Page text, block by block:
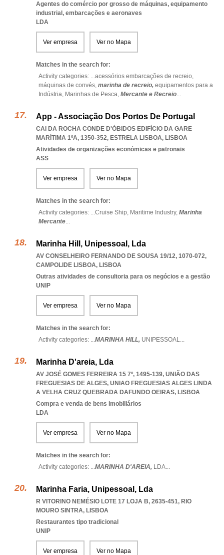
Agentes do comércio por grosso de máquinas, equipamento
industrial, embarcações e aeronaves
LDA
Ver empresa Ver no Mapa
Matches in the search for:
Activity categories: ...acessórios embarcações de recreio,
máquinas de convés, marinha de recreio, equipamentos para a
Indústria, Marinhas de Pesca, Mercante e Recreio...
App - Associação Dos Portos De Portugal
CAI DA ROCHA CONDE D'ÓBIDOS EDIFÍCIO DA GARE
MARÍTIMA 1ºA, 1350-352, ESTRELA LISBOA, LISBOA
Atividades de organizações económicas e patronais
ASS
Ver empresa Ver no Mapa
Matches in the search for:
Activity categories: ...Cruise Ship, Maritime Industry, Marinha
Mercante...
Marinha Hill, Unipessoal, Lda
AV CONSELHEIRO FERNANDO DE SOUSA 19/12, 1070-072,
CAMPOLIDE LISBOA, LISBOA
Outras atividades de consultoria para os negócios e a gestão
UNIP
Ver empresa Ver no Mapa
Matches in the search for:
Activity categories: ...MARINHA HILL, UNIPESSOAL...
Marinha D'areia, Lda
AV JOSÉ GOMES FERREIRA 15 7º, 1495-139, UNIÃO DAS
FREGUESIAS DE ALGES, UNIAO FREGUESIAS ALGES LINDA
A VELHA CRUZ QUEBRADA DAFUNDO OEIRAS, LISBOA
Compra e venda de bens imobiliários
LDA
Ver empresa Ver no Mapa
Matches in the search for:
Activity categories: ...MARINHA D'AREIA, LDA...
Marinha Faria, Unipessoal, Lda
R VITORINO NEMÉSIO LOTE 17 LOJA B, 2635-451, RIO
MOURO SINTRA, LISBOA
Restaurantes tipo tradicional
UNIP
Ver empresa Ver no Mapa